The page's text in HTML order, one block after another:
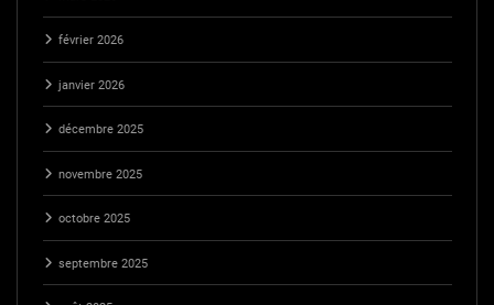
février 2026
janvier 2026
décembre 2025
novembre 2025
octobre 2025
septembre 2025